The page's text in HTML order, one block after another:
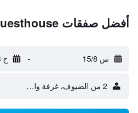
أفضل صفقات Aloni Guesthouse
س 15/8 - ح 16/8
2 من الضيوف، غرفة واحدة